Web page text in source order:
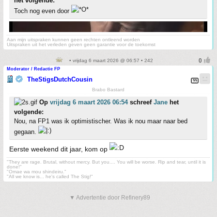
Toch nog even door
Aan mijn uitspraken kunnen geen rechten ontleend worden
Uitspraken uit het verleden geven geen garantie voor de toekomst
• vrijdag 6 maart 2026 @ 06:57 • 242
Moderator / Redactie FP
TheStigsDutchCousin
Brabo Bastard
Op vrijdag 6 maart 2026 06:54schreef Jane het
volgende:
Nou, na FP1 was ik optimistischer. Was ik nou maar naar bed
gegaan.
Eerste weekend dit jaar, kom op
"They are rage. Brutal, without mercy. But you.... You will be worse. Rip and tear, until it is
done!"
"Omae wa mou shindeiru."
"All we know is... he's called The Stig!"
▼ Advertentie door Refinery89